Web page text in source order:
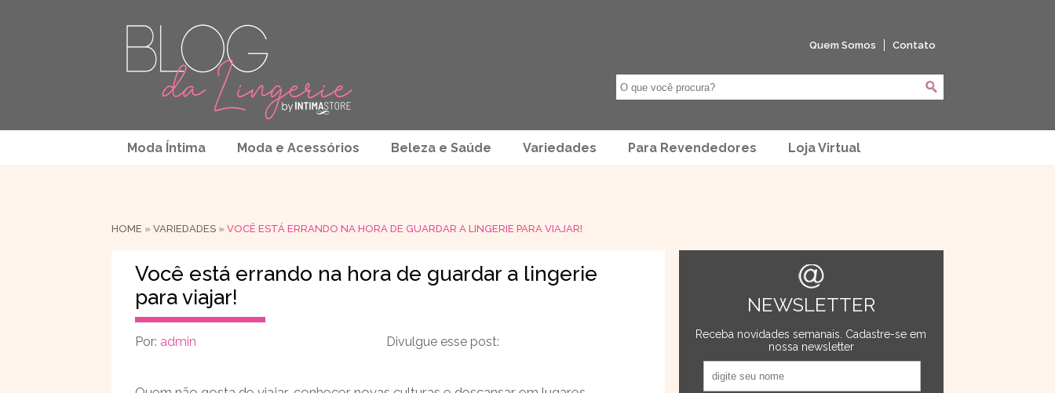
Quem Somos Contato
Moda Íntima Moda e Acessórios Beleza e Saúde Variedades Para Revendedores Loja Virtual
HOME » VARIEDADES » VOCÊ ESTÁ ERRANDO NA HORA DE GUARDAR A LINGERIE PARA VIAJAR!
Você está errando na hora de guardar a lingerie
para viajar!
Por: admin Divulgue esse post:
NEWSLETTER
Receba novidades semanais. Cadastre-se em
nossa newsletter